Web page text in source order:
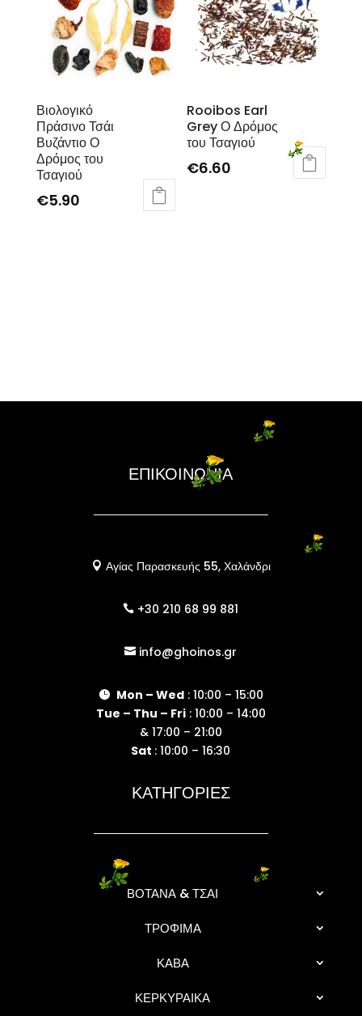
Βιολογικό
Πράσινο Τσάι
Βυζάντιο Ο
Δρόμος του
Τσαγιού
€5.90
Rooibos Earl
Grey Ο Δρόμος
του Τσαγιού
€6.60
ΕΠΙΚΟΙΝΩΝΙΑ
 Αγίας Παρασκευής 55, Χαλάνδρι
 +30 210 68 99 881
 info@ghoinos.gr
 Mon – Wed: 10:00 – 15:00
Tue – Thu – Fri: 10:00 – 14:00
& 17:00 – 21:00
Sat : 10:00 – 16:30
ΚΑΤΗΓΟΡΙΕΣ
ΒΟΤΑΝΑ & ΤΣΑΙ
ΤΡΟΦΙΜΑ
ΚΑΒΑ
ΚΕΡΚΥΡΑΙΚΑ